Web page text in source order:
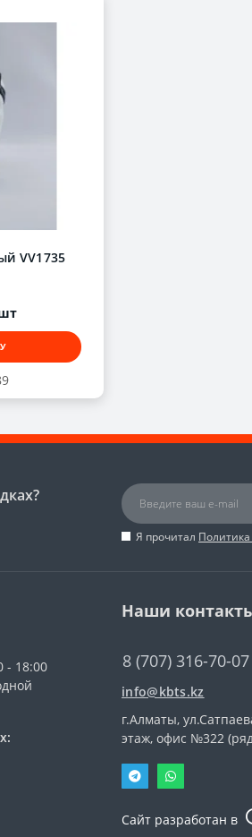
VV1735
Я прочитал
- 18:00
Наши
8 (707) 316-70-07
info@kbts.kz
г.Алматы,
этаж, офис №322
Сайт разработан в